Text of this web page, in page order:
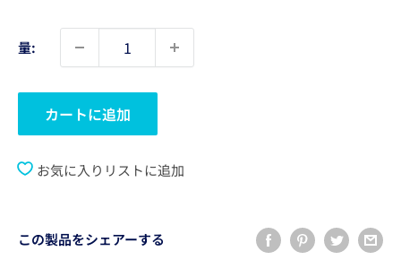
量:
カートに追加
お気に入りリストに追加
この製品をシェアーする